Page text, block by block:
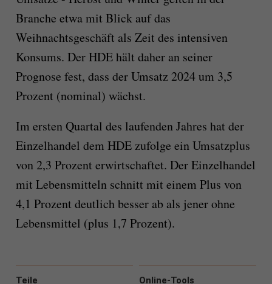
Branche etwa mit Blick auf das
Weihnachtsgeschäft als Zeit des intensiven
Konsums. Der HDE hält daher an seiner
Prognose fest, dass der Umsatz 2024 um 3,5
Prozent (nominal) wächst.
Im ersten Quartal des laufenden Jahres hat der
Einzelhandel dem HDE zufolge ein Umsatzplus
von 2,3 Prozent erwirtschaftet. Der Einzelhandel
mit Lebensmitteln schnitt mit einem Plus von
4,1 Prozent deutlich besser ab als jener ohne
Lebensmittel (plus 1,7 Prozent).
Online-Tools
Teile